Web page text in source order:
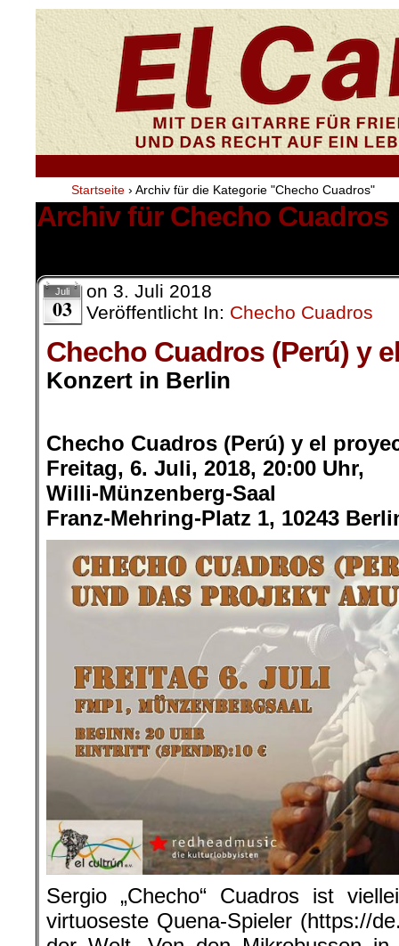
Startseite › Archiv für die Kategorie "Checho Cuadros"
Archiv für Checho Cuadros
Juli
03
on 3. Juli 2018
Veröffentlicht In: Checho Cuadros
Checho Cuadros (Perú) y
Konzert in Berlin
Checho Cuadros (Perú) y el
Freitag, 6. Juli, 2018, 20:00 Uhr,
Willi-Münzenberg-Saal
Franz-Mehring-Platz 1, 10243
Sergio „Checho“ Cuadros ist
virtuoseste Quena-Spieler (https://